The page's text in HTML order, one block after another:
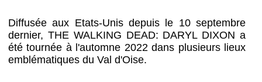
Diffusée aux Etats-Unis depuis le 10 septembre
dernier, THE WALKING DEAD: DARYL DIXON a
été tournée à l'automne 2022 dans plusieurs lieux
emblématiques du Val d'Oise.